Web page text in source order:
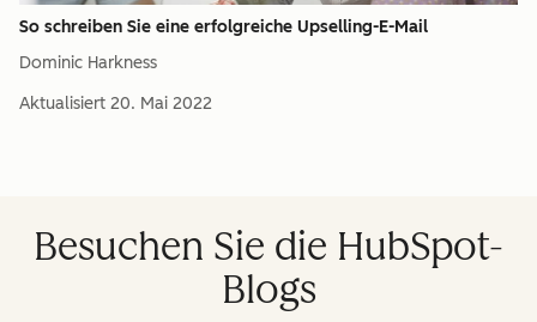
So schreiben Sie eine erfolgreiche Upselling-E-Mail
Dominic Harkness
Aktualisiert 20. Mai 2022
Besuchen Sie die HubSpot-
Blogs